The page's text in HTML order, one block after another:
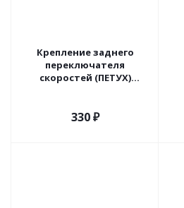
Крепление заднего
переключателя
скоростей (ПЕТУХ)
330₽